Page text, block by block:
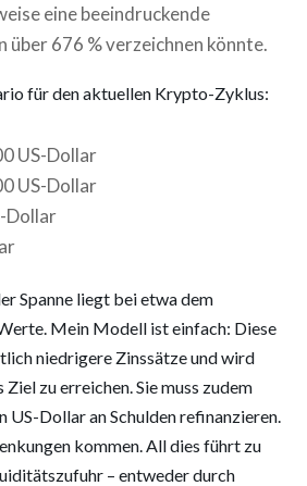
eine beeindruckende
676 % verzeichnen könnte.
für den aktuellen Krypto-Zyklus:
US-Dollar
US-Dollar
Dollar
Spanne liegt bei etwa dem
Mein Modell ist einfach: Diese
niedrigere Zinssätze und wird
Ziel zu erreichen. Sie muss zudem
US-Dollar an Schulden refinanzieren.
kommen. All dies führt zu
– entweder durch